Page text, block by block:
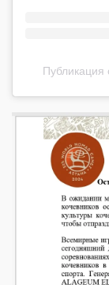
Публикация